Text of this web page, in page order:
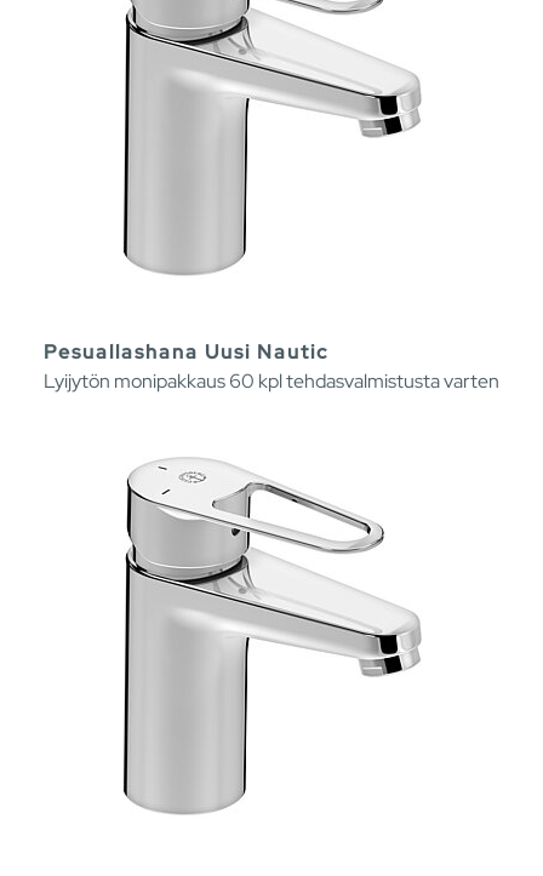
Pesuallashana Uusi Nautic
Lyijytön monipakkaus 60 kpl tehdasvalmistusta varten